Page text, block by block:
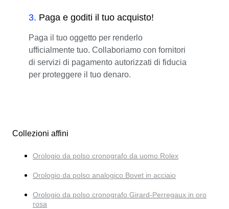
3. Paga e goditi il tuo acquisto!
Paga il tuo oggetto per renderlo
ufficialmente tuo. Collaboriamo con fornitori
di servizi di pagamento autorizzati di fiducia
per proteggere il tuo denaro.
Collezioni affini
Orologio da polso cronografo da uomo Rolex
Orologio da polso analogico Bovet in acciaio
Orologio da polso cronografo Girard-Perregaux in oro
rosa